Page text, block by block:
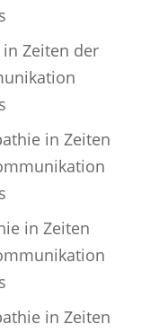
Zeiten der
in Zeiten
in Zeiten
in Zeiten